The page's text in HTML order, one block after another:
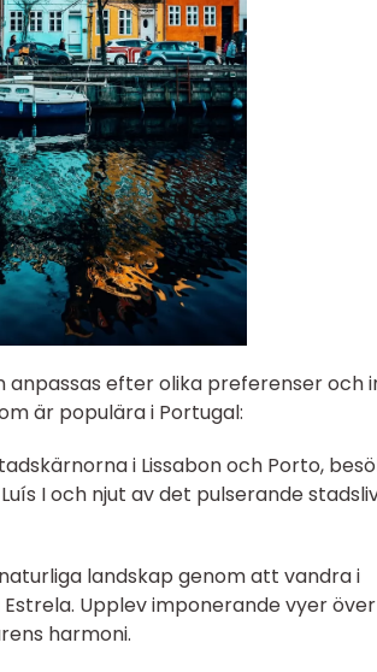
anpassas efter olika preferenser och
är populära i Portugal:
i Lissabon och Porto,
I och njut av det pulserande
landskap genom att vandra i
Upplev imponerande vyer
harmoni.